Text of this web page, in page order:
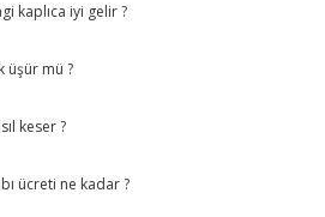
kaplıca iyi gelir ?
üşür mü ?
keser ?
ücreti ne kadar ?